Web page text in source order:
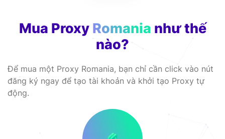
Mua Proxy Romania như thế
nào?
Để mua một Proxy Romania, bạn chỉ cần click vào nút
đăng ký ngay để tạo tài khoản và khởi tạo Proxy tự
động.